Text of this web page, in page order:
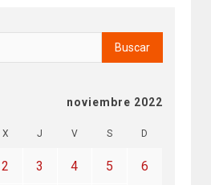
noviembre 2022
X J V S D
2 3 4 5 6